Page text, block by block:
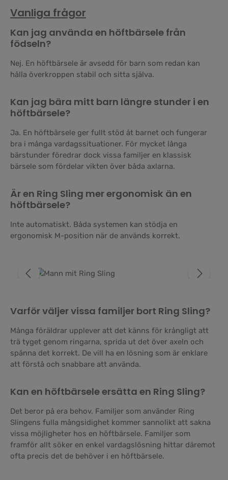
Vanliga frågor
Kan jag använda en höftbärsele från
födseln?
Nej. En höftbärsele är avsedd för barn som redan kan
hålla överkroppen stabil och sitta själva.
Kan jag bära mitt barn längre stunder i en
höftbärsele?
Ja. En höftbärsele ger fullt stöd åt barnet och fungerar
bra i många vardagssituationer. För mycket långa
bärstunder föredrar dock vissa familjer en klassisk
bärsele som fördelar vikten över båda axlarna.
Är en Ring Sling mer ergonomisk än en
höftbärsele?
Inte automatiskt. Båda systemen kan stödja en
ergonomisk M-position när de används korrekt.
Hoppa över bildgalleri
Varför väljer vissa familjer bort Ring Sling?
Många föräldrar upplever att det känns för krångligt att
trä tyget genom ringarna, sprida ut det över axeln och
spänna det korrekt. De vill ha en lösning som är enklare
att förstå och snabbare att använda.
Kan en höftbärsele ersätta en Ring Sling?
Det beror på era behov. Familjer som använder Ring
Slingens fulla mångsidighet kommer sannolikt att sakna
vissa möjligheter hos en höftbärsele. Familjer som
framför allt söker en enkel vardagslösning hittar däremot
ofta precis det de behöver i en höftbärsele.